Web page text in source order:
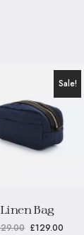
Sale!
Linen Bag
£129.00